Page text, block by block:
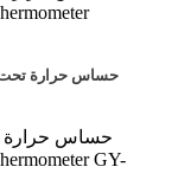
حساس حرارة تحت